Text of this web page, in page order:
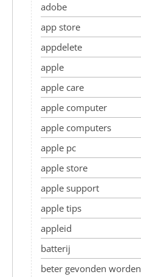
adobe
app store
appdelete
apple
apple care
apple computer
apple computers
apple pc
apple store
apple support
apple tips
appleid
batterij
beter gevonden worden